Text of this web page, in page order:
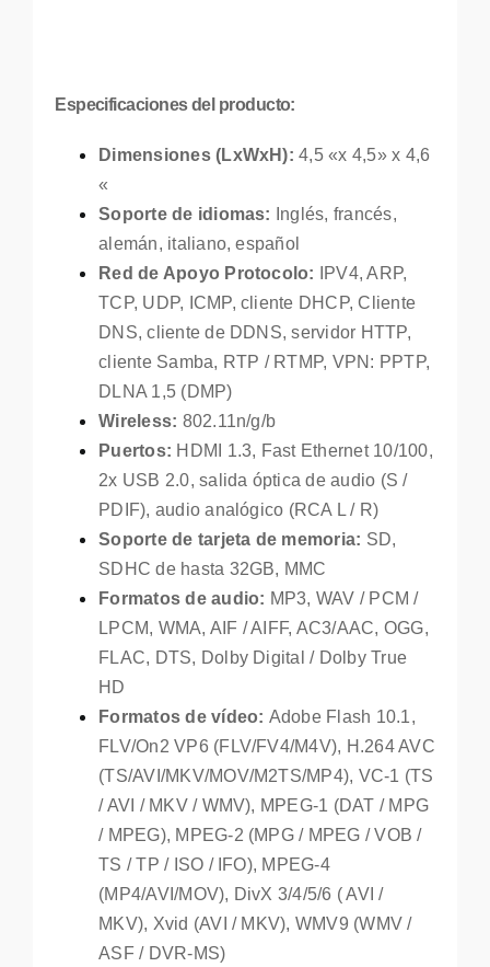
Especificaciones del producto:
Dimensiones (LxWxH): 4,5 «x 4,5» x 4,6
«
Soporte de idiomas:
Inglés, francés,
alemán, italiano, español
Red de Apoyo Protocolo: IPV4, ARP,
TCP, UDP, ICMP, cliente DHCP, Cliente
DNS, cliente de DDNS, servidor HTTP,
cliente Samba, RTP / RTMP, VPN: PPTP,
DLNA 1,5 (DMP)
Wireless: 802.11n/g/b
Puertos: HDMI 1.3, Fast Ethernet 10/100,
2x USB 2.0, salida óptica de audio (S /
PDIF), audio analógico (RCA L / R)
Soporte de tarjeta de memoria: SD,
SDHC de hasta 32GB, MMC
Formatos de audio: MP3, WAV / PCM /
LPCM, WMA, AIF / AIFF, AC3/AAC, OGG,
FLAC, DTS, Dolby Digital / Dolby True
HD
Formatos de vídeo: Adobe Flash 10.1,
FLV/On2 VP6 (FLV/FV4/M4V), H.264 AVC
(TS/AVI/MKV/MOV/M2TS/MP4), VC-1 (TS
/ AVI / MKV / WMV), MPEG-1 (DAT / MPG
/ MPEG), MPEG-2 (MPG / MPEG / VOB /
TS / TP / ISO / IFO), MPEG-4
(MP4/AVI/MOV), DivX 3/4/5/6 ( AVI /
MKV), Xvid (AVI / MKV), WMV9 (WMV /
ASF / DVR-MS)